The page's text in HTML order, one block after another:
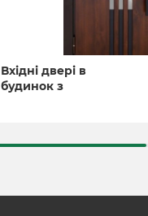
Вхідні двері в
будинок з